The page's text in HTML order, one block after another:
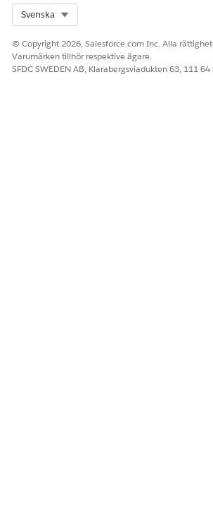
Svenska
© Copyright 2026, Salesforce.com Inc. Alla
Varumärken tillhör respektive ägare.
SFDC SWEDEN AB, Klarabergsviadukten 63, 111